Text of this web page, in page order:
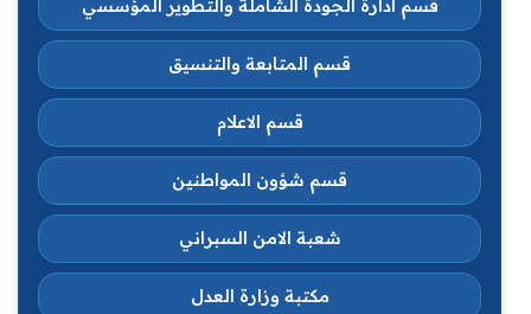
قسم ادارة الجودة الشاملة والتطوير المؤسسي
قسم المتابعة والتنسيق
قسم الاعلام
قسم شؤون المواطنين
شعبة الامن السبراني
مكتبة وزارة العدل